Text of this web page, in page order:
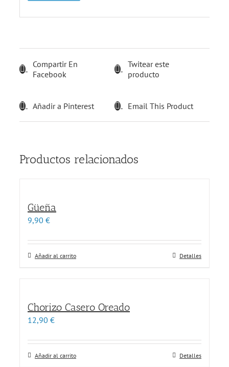
Compartir En
Facebook
Twitear este
producto
Añadir a Pinterest Email This Product
Productos relacionados
Güeña
9,90 €
Añadir al carrito Detalles
Chorizo Casero Oreado
12,90 €
Añadir al carrito Detalles